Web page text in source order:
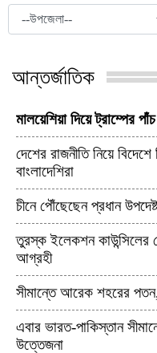
আন্তর্জাতিক
মালয়েশিয়া দিয়ে ট্রাম্পের
দেশের রাজনীতি নিয়ে
বাংলাদেশিরা
চীনে পৌঁছেছেন প্রধান
তুরস্ক ইলেকশন কাউন্সিলের
আগ্রহী
সীমান্তে আরেক শহরের পতন,
এবার ভারত-পাকিস্তান
উত্তেজনা